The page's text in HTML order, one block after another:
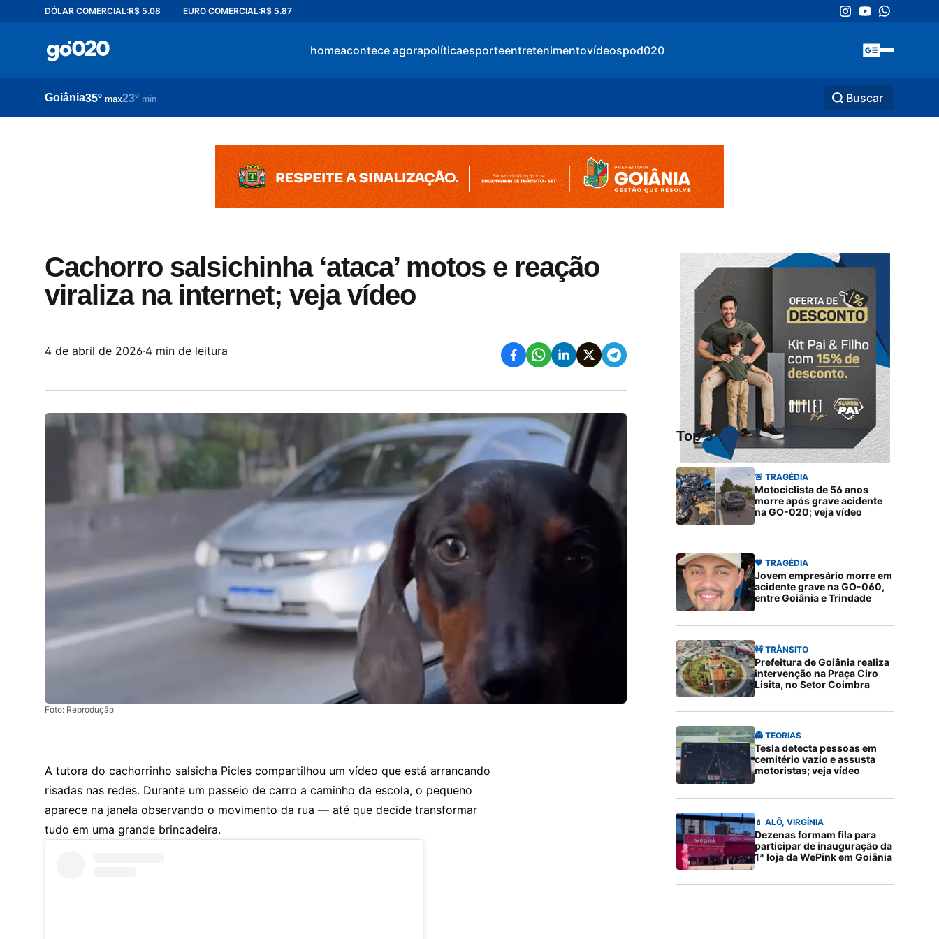
DÓLAR COMERCIAL:R$ 5.08 EURO COMERCIAL:R$ 5.87
homeacontece agorapolíticaesporteentretenimentovídeospod020
Goiânia35º max23º min Buscar
Cachorro salsichinha ‘ataca’ motos e reação
viraliza na internet; veja vídeo
4 de abril de 2026·4 min de leitura
Foto: Reprodução
A tutora do cachorrinho salsicha Picles compartilhou um vídeo que está arrancando
risadas nas redes. Durante um passeio de carro a caminho da escola, o pequeno
aparece na janela observando o movimento da rua — até que decide transformar
tudo em uma grande brincadeira.
Top 5
🚨 TRAGÉDIA
Motociclista de 56 anos
morre após grave acidente
na GO-020; veja vídeo
🖤 TRAGÉDIA
Jovem empresário morre em
acidente grave na GO-060,
entre Goiânia e Trindade
🚧 TRÂNSITO
Prefeitura de Goiânia realiza
intervenção na Praça Ciro
Lisita, no Setor Coimbra
👻 TEORIAS
Tesla detecta pessoas em
cemitério vazio e assusta
motoristas; veja vídeo
💄 ALÔ, VIRGÍNIA
Dezenas formam fila para
participar de inauguração da
1ª loja da WePink em Goiânia
acontece agora
esporte